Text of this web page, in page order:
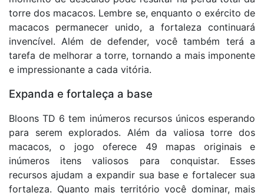
torre dos macacos. Lembre se, enquanto o exército de
macacos permanecer unido, a fortaleza continuará
invencível. Além de defender, você também terá a
tarefa de melhorar a torre, tornando a mais imponente
e impressionante a cada vitória.
Expanda e fortaleça a base
Bloons TD 6 tem inúmeros recursos únicos esperando
para serem explorados. Além da valiosa torre dos
macacos, o jogo oferece 49 mapas originais e
inúmeros itens valiosos para conquistar. Esses
recursos ajudam a expandir sua base e fortalecer sua
fortaleza. Quanto mais território você dominar, mais